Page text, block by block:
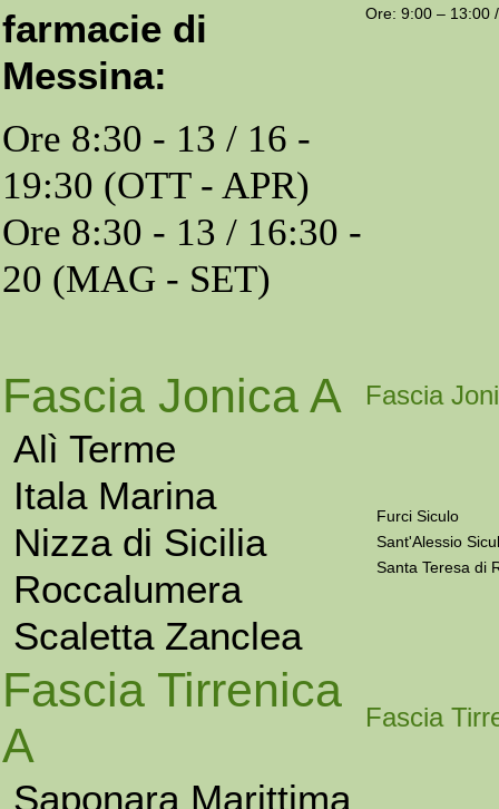
farmacie di
Messina:
Ore 8:30 - 13 / 16 -
19:30 (OTT - APR)
Ore 8:30 - 13 / 16:30 -
20 (MAG - SET)
Ore: 9:00 – 13:00
Fascia Jonica A Fascia
Alì Terme
Itala Marina
Nizza di Sicilia
Roccalumera
Scaletta Zanclea
Furci Siculo
Sant'Alessio
Santa Teresa di
Fascia Tirrenica
A
Fascia
Saponara Marittima